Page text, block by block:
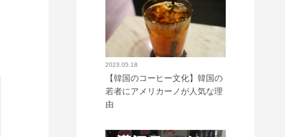
2023.05.18
【韓国のコーヒー文化】韓国の
若者にアメリカーノが人気な理
由